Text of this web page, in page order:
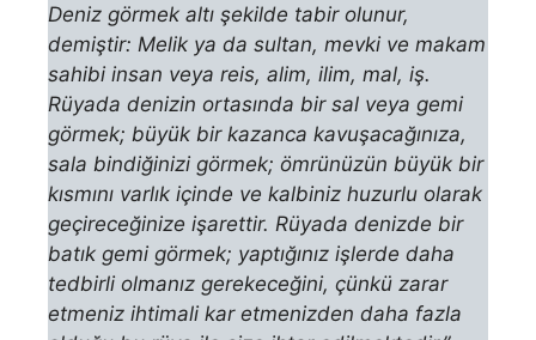
Deniz görmek altı şekilde tabir olunur,
demiştir: Melik ya da sultan, mevki ve makam
sahibi insan veya reis, alim, ilim, mal, iş.
Rüyada denizin ortasında bir sal veya gemi
görmek; büyük bir kazanca kavuşacağınıza,
sala bindiğinizi görmek; ömrü­nüzün büyük bir
kısmını varlık içinde ve kalbiniz huzurlu olarak
geçireceğinize işarettir. Rüyada denizde bir
batık gemi görmek; yaptığınız işlerde daha
tedbirli olmanız gerekeceğini, çünkü zarar
etmeniz ihtimali kar etmenizden daha fazla